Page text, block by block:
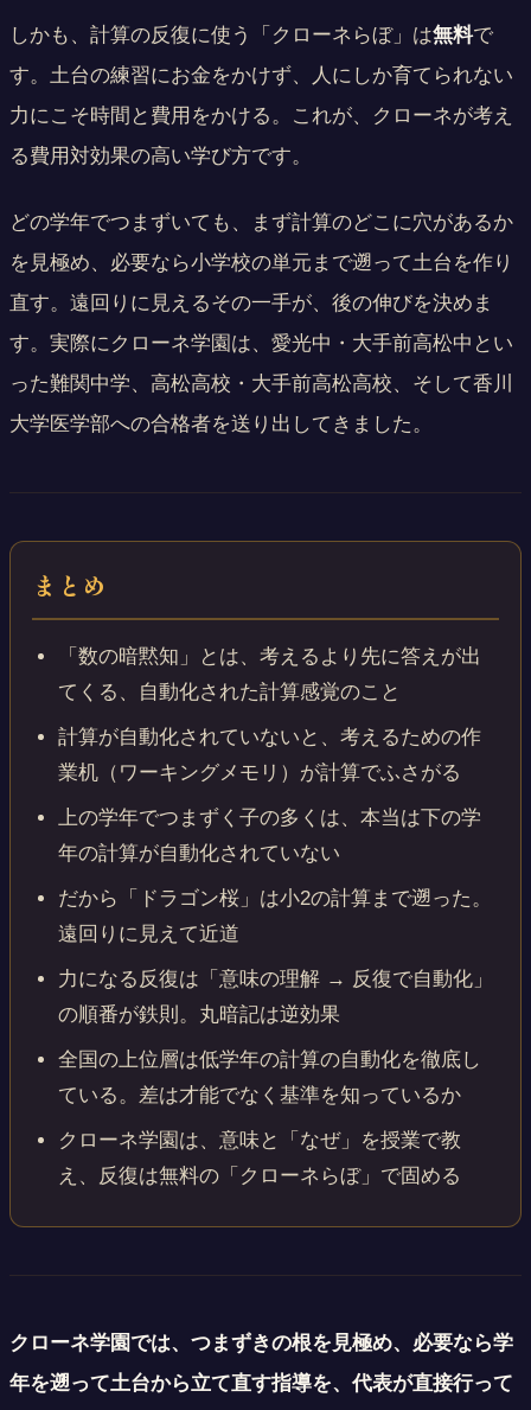
しかも、計算の反復に使う「クローネらぼ」は無料で
す。土台の練習にお金をかけず、人にしか育てられない
力にこそ時間と費用をかける。これが、クローネが考え
る費用対効果の高い学び方です。
どの学年でつまずいても、まず計算のどこに穴があるか
を見極め、必要なら小学校の単元まで遡って土台を作り
直す。遠回りに見えるその一手が、後の伸びを決めま
す。実際にクローネ学園は、愛光中・大手前高松中とい
った難関中学、高松高校・大手前高松高校、そして香川
大学医学部への合格者を送り出してきました。
まとめ
「数の暗黙知」とは、考えるより先に答えが出
てくる、自動化された計算感覚のこと
計算が自動化されていないと、考えるための作
業机（ワーキングメモリ）が計算でふさがる
上の学年でつまずく子の多くは、本当は下の学
年の計算が自動化されていない
だから「ドラゴン桜」は小2の計算まで遡った。
遠回りに見えて近道
力になる反復は「意味の理解 → 反復で自動化」
の順番が鉄則。丸暗記は逆効果
全国の上位層は低学年の計算の自動化を徹底し
ている。差は才能でなく基準を知っているか
クローネ学園は、意味と「なぜ」を授業で教
え、反復は無料の「クローネらぼ」で固める
クローネ学園では、つまずきの根を見極め、必要なら学
年を遡って土台から立て直す指導を、代表が直接行って